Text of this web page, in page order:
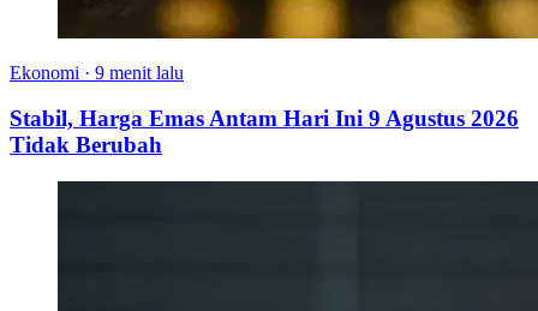
Ekonomi · 9 menit lalu
Stabil, Harga Emas Antam Hari Ini 9 Agustus 2026
Tidak Berubah